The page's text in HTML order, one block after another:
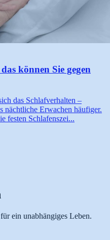
können Sie gegen
das Schlafverhalten –
nächtliche Erwachen häufiger.
festen Schlafenszei...
ein unabhängiges Leben.